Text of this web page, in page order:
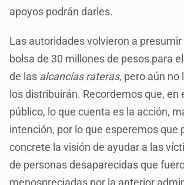
apoyos podrán darles.
Las autoridades volvieron a
bolsa de 30 millones de pesos para
de las alcancías rateras, pero aún no
los distribuirán. Recordemos que, en
público, lo que cuenta es la acción,
intención, por lo que esperemos que
concrete la visión de ayudar a las
de personas desaparecidas que
menospreciadas por la anterior